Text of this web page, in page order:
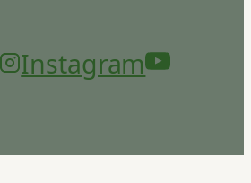
Instagram